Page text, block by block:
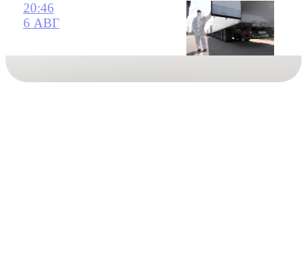
20:46
6 АВГ